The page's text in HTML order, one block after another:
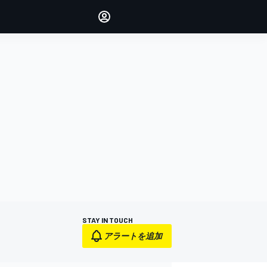
STAY IN TOUCH
アラートを追加